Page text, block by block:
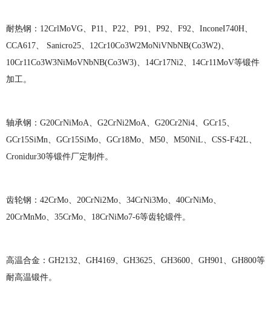
耐热钢： 12CrlMoVG、P11、P22、P91、P92、F92、InconeI740H、
CCA617、 Sanicro25、12Cr10Co3W2MoNiVNbNB(Co3W2)、
10Cr11Co3W3NiMoVNbNB(Co3W3)、14Cr17Ni2、14Cr11MoV等锻件
加工。
轴承钢： G20CrNiMoA、G2CrNi2MoA、G20Cr2Ni4、GCr15、
GCr15SiMn、GCr15SiMo、GCr18Mo、M50、M50NiL、CSS-F42L、
Cronidur30等锻件厂定制件。
齿轮钢： 42CrMo、20CrNi2Mo、34CrNi3Mo、40CrNiMo、
20CrMnMo、35CrMo、18CrNiMo7-6等齿轮锻件。
高温合金： GH2132、GH4169、GH3625、GH3600、GH901、GH800等
耐高温锻件。